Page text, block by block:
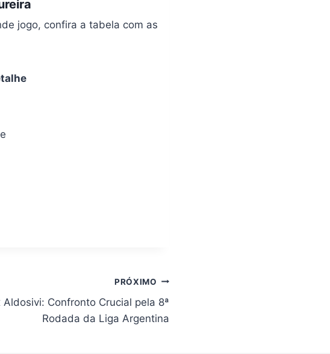
jogo, confira a tabela com as
PRÓXIMO
Aldosivi: Confronto Crucial pela 8ª
Rodada da Liga Argentina